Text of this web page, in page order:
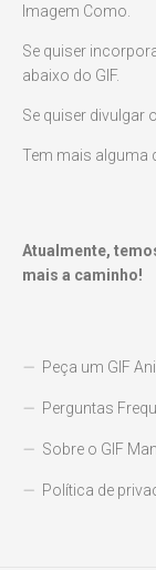
Imagem Como.
Se quiser
abaixo do GIF.
Se quiser divulgar
Tem mais alguma
Atualmente,
mais a caminho!
Peça um GIF
Perguntas
Sobre o GIF
Política de